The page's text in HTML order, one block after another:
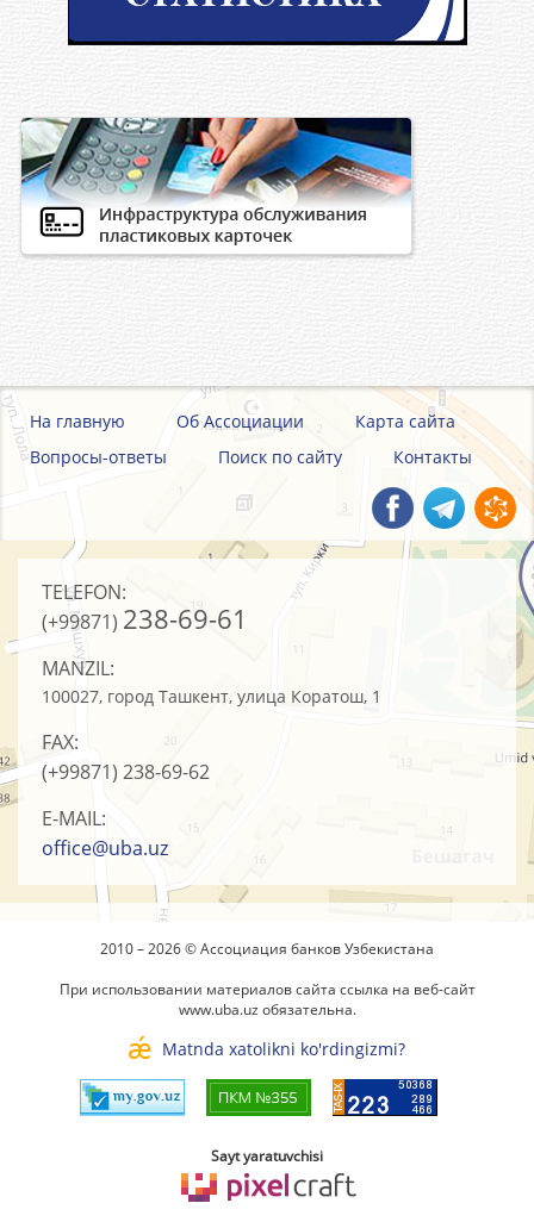
На главную Об Ассоциации
Карта сайта
Вопросы-ответы
Поиск по сайту Контакты
TELEFON:
(+99871) 238-69-61
MANZIL:
100027, город Ташкент, улица Коратош, 1
FAX:
(+99871) 238-69-62
E-MAIL:
office@uba.uz
2010 – 2026 © Ассоциация банков Узбекистана
При использовании материалов сайта ссылка на веб-сайт
www.uba.uz обязательна.
Matnda xatolikni ko'rdingizmi?
Sayt yaratuvchisi